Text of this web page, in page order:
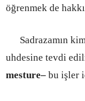
öğrenmek de
Sadrazamın
uhdesine tevdi
mesture– bu işler